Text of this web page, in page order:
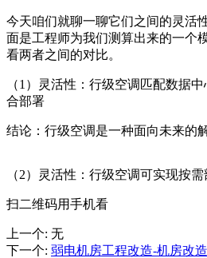
今天咱们就聊一聊它们之间的灵活
面是工程师为我们测算出来的一个
看两者之间的对比。
（1）灵活性：行级空调匹配数据
合部署
结论：行级空调是一种面向未来的
（2）灵活性：行级空调可实现按
扫二维码用手机看
上一个: 无
下一个: 弱电机房工程改造-机房改